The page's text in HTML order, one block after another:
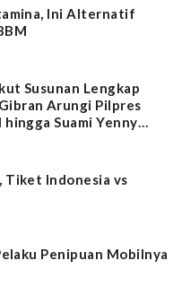
Ini Alternatif
Susunan Lengkap
Arungi Pilpres
hingga Suami Yenny
Tiket Indonesia vs
Penipuan Mobilnya